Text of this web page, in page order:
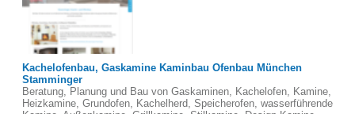
Kachelofenbau, Gaskamine Kaminbau Ofenbau München
Stamminger
Beratung, Planung und Bau von Gaskaminen, Kachelofen, Kamine,
Heizkamine, Grundofen, Kachelherd, Speicherofen, wasserführende